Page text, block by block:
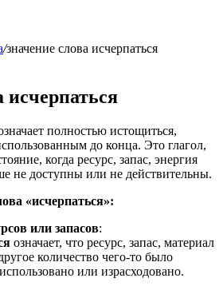
/значение слова исчерпаться
исчерпаться
полностью истощиться,
до конца. Это глагол,
когда ресурс, запас, энергия
не доступны или не действительны.
«исчерпаться»:
или запасов:
означает, что ресурс, запас, материал
количество чего-то было
или израсходовано.